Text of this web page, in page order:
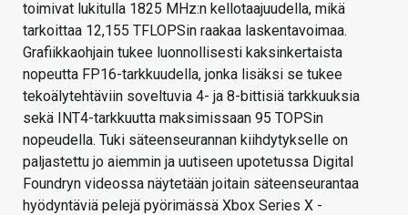
toimivat lukitulla 1825 MHz:n kellotaajuudella, mikä
tarkoittaa 12,155 TFLOPSin raakaa laskentavoimaa.
Grafiikkaohjain tukee luonnollisesti kaksinkertaista
nopeutta FP16-tarkkuudella, jonka lisäksi se tukee
tekoälytehtäviin soveltuvia 4- ja 8-bittisiä tarkkuuksia
sekä INT4-tarkkuutta maksimissaan 95 TOPSin
nopeudella. Tuki säteenseurannan kiihdytykselle on
paljastettu jo aiemmin ja uutiseen upotetussa Digital
Foundryn videossa näytetään joitain säteenseurantaa
hyödyntäviä pelejä pyörimässä Xbox Series X -